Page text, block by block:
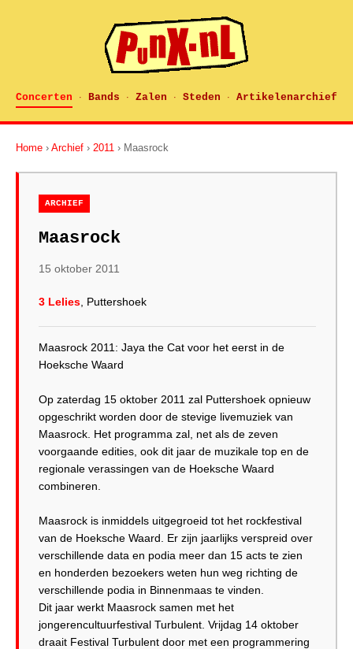
Concerten · Bands · Zalen · Steden · Artikelenarchief
Home › Archief › 2011 › Maasrock
ARCHIEF
Maasrock
15 oktober 2011
3 Lelies , Puttershoek
Maasrock 2011: Jaya the Cat voor het eerst in de
Hoeksche Waard
Op zaterdag 15 oktober 2011 zal Puttershoek opnieuw
opgeschrikt worden door de stevige livemuziek van
Maasrock. Het programma zal, net als de zeven
voorgaande edities, ook dit jaar de muzikale top en de
regionale verassingen van de Hoeksche Waard
combineren.
Maasrock is inmiddels uitgegroeid tot het rockfestival
van de Hoeksche Waard. Er zijn jaarlijks verspreid over
verschillende data en podia meer dan 15 acts te zien
en honderden bezoekers weten hun weg richting de
verschillende podia in Binnenmaas te vinden.
Dit jaar werkt Maasrock samen met het
jongerencultuurfestival Turbulent. Vrijdag 14 oktober
draait Festival Turbulent door met een programmering